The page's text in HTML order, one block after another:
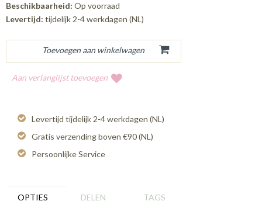
Beschikbaarheid: Op voorraad
Levertijd: tijdelijk 2-4 werkdagen (NL)
Aan verlanglijst toevoegen
Levertijd tijdelijk 2-4 werkdagen (NL)
Gratis verzending boven €90 (NL)
Persoonlijke Service
OPTIES DELEN TAGS